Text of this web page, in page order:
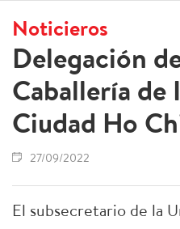
Noticieros
Delegación
Caballería de
Ciudad Ho
27/09/2022
El subsecretario de la